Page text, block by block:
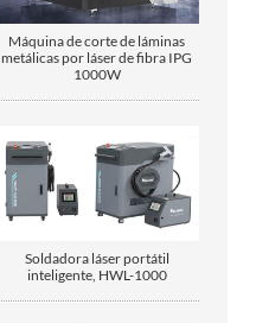
Máquina de corte de láminas
metálicas por láser de fibra IPG
1000W
Soldadora láser portátil
inteligente, HWL-1000